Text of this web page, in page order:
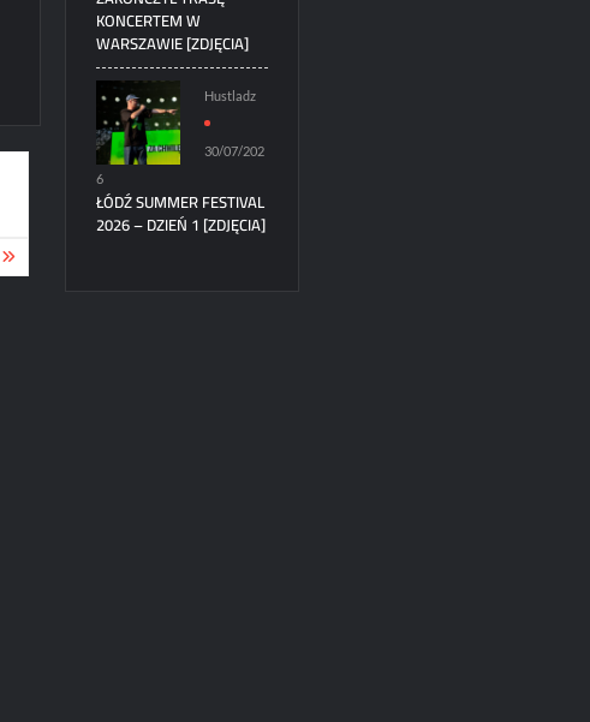
KONCERTEM W
WARSZAWIE [ZDJĘCIA]
Hustladz
30/07/202
6
ŁÓDŹ SUMMER FESTIVAL
2026 – DZIEŃ 1 [ZDJĘCIA]